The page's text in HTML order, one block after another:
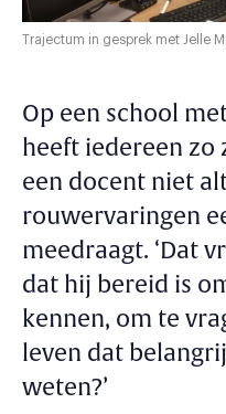
Trajectum in gesprek met Jelle
Op een school
heeft iedereen zo
een docent niet
rouwervaringen
meedraagt. ‘Dat
dat hij bereid is
kennen, om te
leven dat
weten?’